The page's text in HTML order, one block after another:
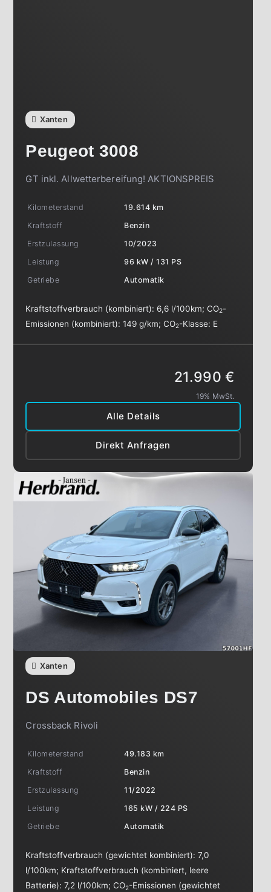
Xanten
Peugeot 3008
GT inkl. Allwetterbereifung! AKTIONSPREIS
Kilometerstand
19.614 km
Kraftstoff
Benzin
Erstzulassung
10/2023
Leistung
96 kW / 131 PS
Getriebe
Automatik
Kraftstoffverbrauch (kombiniert): 6,6 l/100km;CO2-
Emissionen (kombiniert):149 g/km;CO2-Klasse: E
Alle Details
Direkt Anfragen
21.990 €
19% MwSt.
Xanten
DS Automobiles DS7
Crossback Rivoli
Kilometerstand
49.183 km
Kraftstoff
Benzin
Erstzulassung
11/2022
Leistung
165 kW / 224 PS
Getriebe
Automatik
Kraftstoffverbrauch (gewichtet kombiniert):7,0
l/100km; Kraftstoffverbrauch (kombiniert, leere
Batterie):7,2 l/100km;CO2-Emissionen (gewichtet